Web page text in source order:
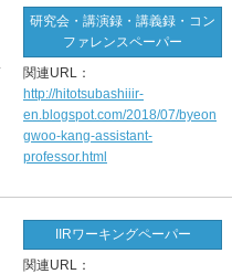
研究会・講演録・講義録・コン
ファレンスペーパー
関連URL：
http://hitotsubashiiir-
en.blogspot.com/2018/07/byeon
gwoo-kang-assistant-
professor.html
IIRワーキングペーパー
関連URL：